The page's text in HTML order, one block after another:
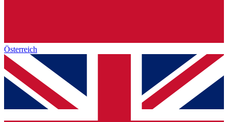
Österreich